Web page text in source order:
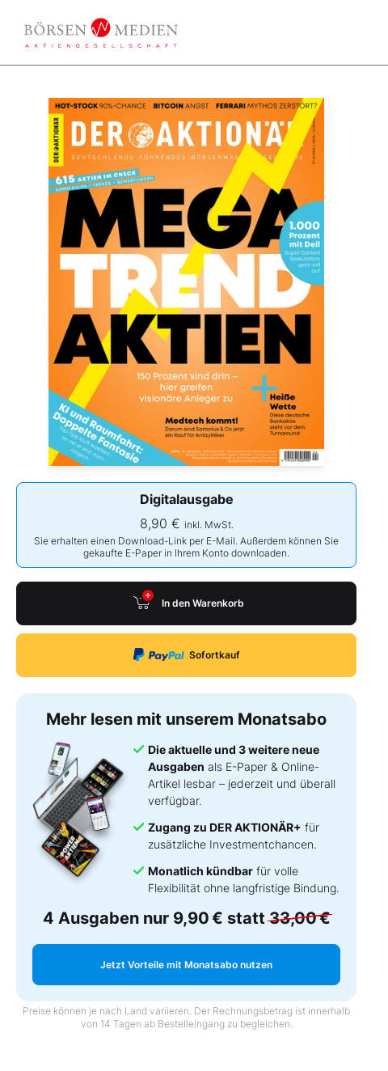
Digitalausgabe
8,90 € inkl. MwSt.
Sie erhalten einen Download-Link per E-Mail. Außerdem können Sie
gekaufte E-Paper in Ihrem Konto downloaden.
In den Warenkorb
Sofortkauf
Mehr lesen mit unserem Monatsabo
Die aktuelle und 3 weitere neue
Ausgaben als E-Paper & Online-
Artikel lesbar – jederzeit und überall
verfügbar.
Zugang zu DER AKTIONÄR+ für
zusätzliche Investmentchancen.
Monatlich kündbar für volle
Flexibilität ohne langfristige Bindung.
4 Ausgaben nur 9,90 € statt33,00 €
Jetzt Vorteile mit Monatsabo nutzen
Preise können je nach Land variieren. Der Rechnungsbetrag ist innerhalb
von 14 Tagen ab Bestelleingang zu begleichen.